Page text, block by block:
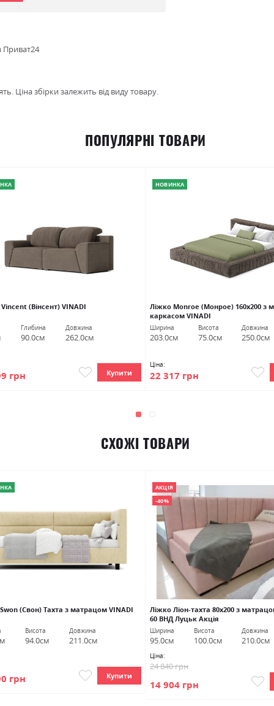
Приват24
Ціна збірки залежить від виду товару.
ПОПУЛЯРНІ ТОВАРИ
(Вінсент) VINADI
Глибина
90.0см
Довжина
262.0см
грн Купити
НОВИНКА
Ліжко Monroe (Монрое) 160х200 з
каркасом VINADI
Ширина
203.0см
Висота
75.0см
Довжина
250.0см
Ціна:
22 317 грн
СХОЖІ ТОВАРИ
(Свон) Тахта з матрацом VINADI
Висота
94.0см
Довжина
211.0см
грн Купити
АКЦІЯ
-40%
Ліжко Ліон-тахта 80х200 з
60 ВНД Луцьк Акція
Ширина
95.0см
Висота
100.0см
Довжина
210.0см
Ціна:
14 904 грн
24 840 грн